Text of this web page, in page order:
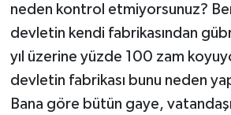
neden kontrol etmiyorsunuz?
devletin kendi fabrikasından
yıl üzerine yüzde 100 zam
devletin fabrikası bunu neden
Bana göre bütün gaye,